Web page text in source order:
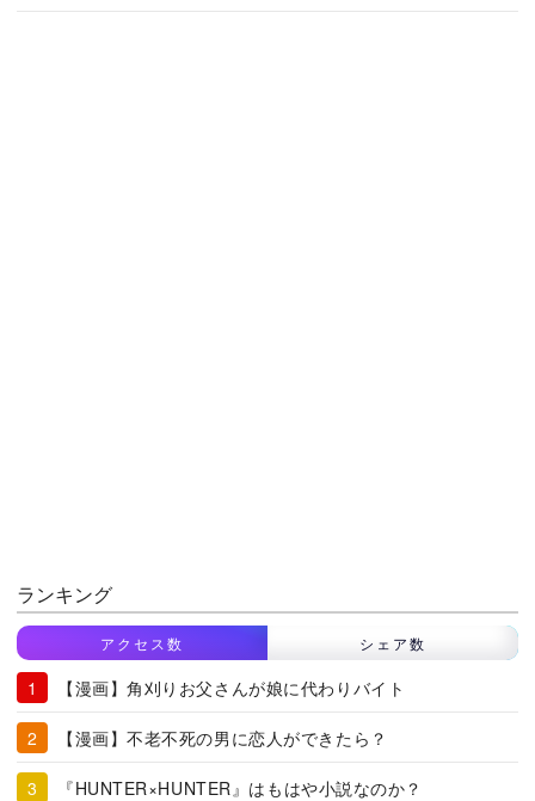
ランキング
アクセス数 シェア数
【漫画】角刈りお父さんが娘に代わりバイト
【漫画】不老不死の男に恋人ができたら？
『HUNTER×HUNTER』はもはや小説なのか？